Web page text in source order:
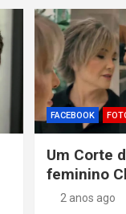
FACEBOOK
Um Corte
feminino
2 anos ago